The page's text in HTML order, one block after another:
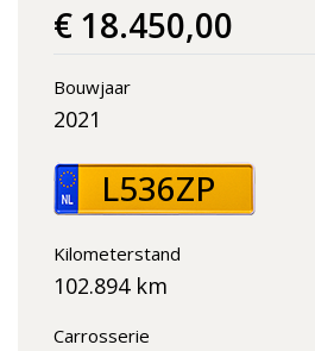
€ 18.450,00
Bouwjaar
2021
L536ZP
Kilometerstand
102.894 km
Carrosserie